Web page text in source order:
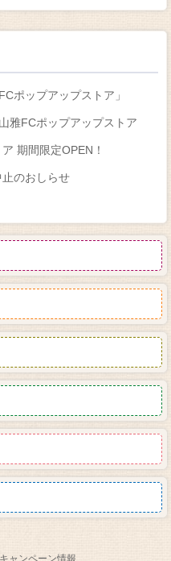
ポップアップストア」
雅FCポップアップストア
期間限定OPEN！
のおしらせ
キャンペーン情報